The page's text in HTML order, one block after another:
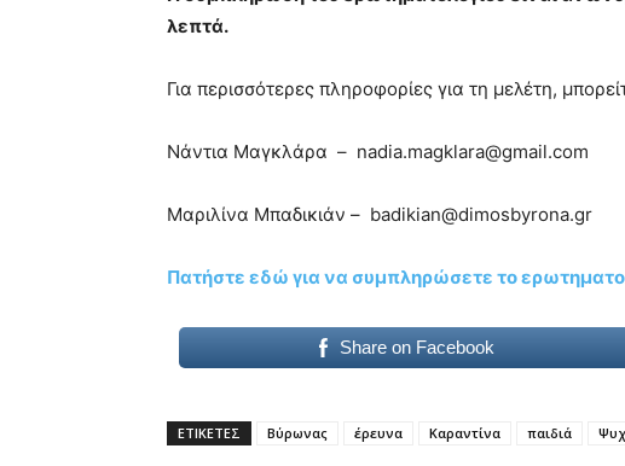
λεπτά.
Για περισσότερες πληροφορίες για τη μελέτη,
Νάντια Μαγκλάρα – nadia.magklara@gmail.com
Μαριλίνα Μπαδικιάν – badikian@dimosbyrona.gr
Πατήστε εδώ για να συμπληρώσετε το
Share on Facebook
ΕΤΙΚΕΤΕΣ Βύρωνας έρευνα Καραντίνα παιδιά